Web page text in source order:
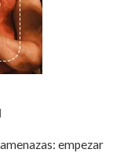
empezar